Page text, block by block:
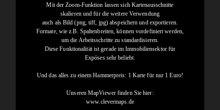
Mit der Zoom-Funktion lassen sich Kartenausschnitte
skalieren und für die weitere Verwendung
auch als Bild (png, tiff, jpg) abspeichern und exportieren.
Formate, wie z.B. Spaltenbreiten, können vordefiniert werden,
um die Arbeitsschritte zu standardisieren.
Diese Funktionalität ist gerade im Immobiliensektor für
Expóses sehr beliebt.
Und das alles zu einem Hammerpreis: 1 Karte für nur 1 Euro!
Unseren MapViewer finden Sie hier:
www.clevermaps.de